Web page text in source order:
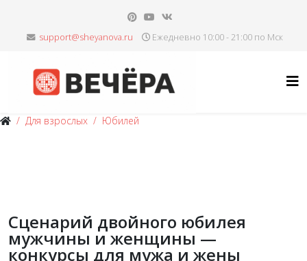
Ежедневно 10:00 - 21:00 по Мск
Для взрослых Юбилей
Сценарий двойного юбилея
мужчины и женщины —
конкурсы для мужа и жены